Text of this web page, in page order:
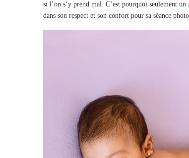
si l’on s’y prend mal. C’est pourquoi seulement un
dans son respect et son confort pour sa séance